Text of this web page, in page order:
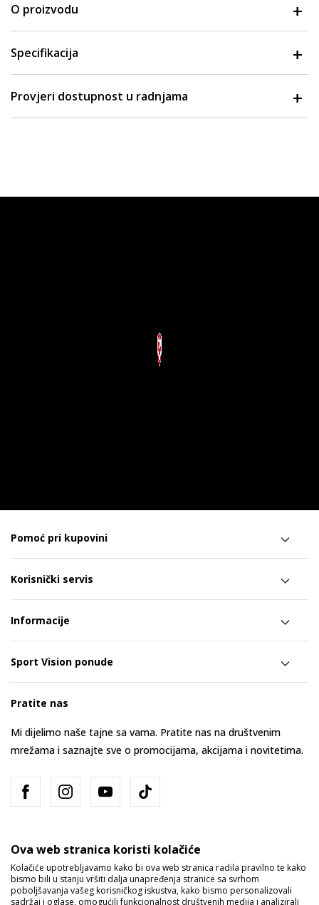
O proizvodu
Specifikacija
Provjeri dostupnost u radnjama
Pomoć pri kupovini
Korisnički servis
Informacije
Sport Vision ponude
Pratite nas
Mi dijelimo naše tajne sa vama. Pratite nas na društvenim
mrežama i saznajte sve o promocijama, akcijama i novitetima.
Bosna i Hercegovina Promijenite
Ova web stranica koristi kolačiće
Kolačiće upotrebljavamo kako bi ova web stranica radila pravilno te kako
bismo bili u stanju vršiti dalja unapređenja stranice sa svrhom
poboljšavanja vašeg korisničkog iskustva, kako bismo personalizovali
sadržaj i oglase, omogućili funkcionalnost društvenih medija i analizirali